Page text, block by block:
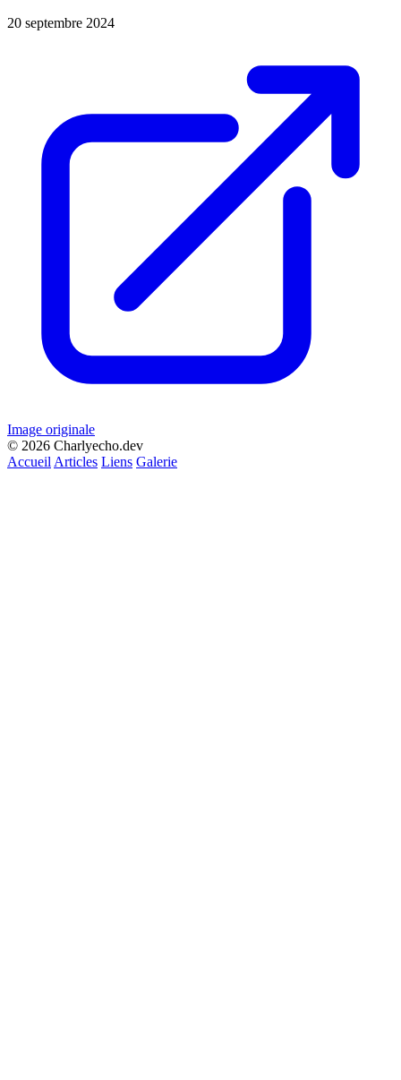
20 septembre 2024
Image originale
© 2026 Charlyecho.dev
Accueil Articles Liens Galerie